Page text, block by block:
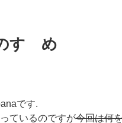
すゝめ
です.
ているのですが今回は何